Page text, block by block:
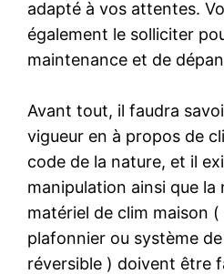
adapté à vos attentes.
également le solliciter
maintenance et de
Avant tout, il faudra
vigueur en à propos de
code de la nature, et il
manipulation ainsi que la
matériel de clim maison
plafonnier ou système
réversible ) doivent être